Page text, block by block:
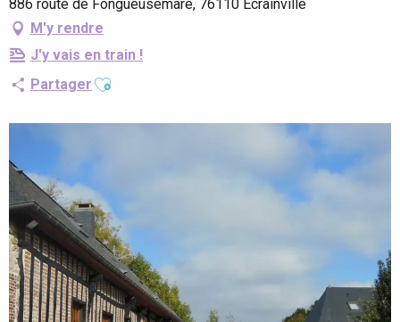
886 route de Fongueusemare, 76110 Écrainville
M'y rendre
J'y vais en train !
Partager Ajouter aux favoris